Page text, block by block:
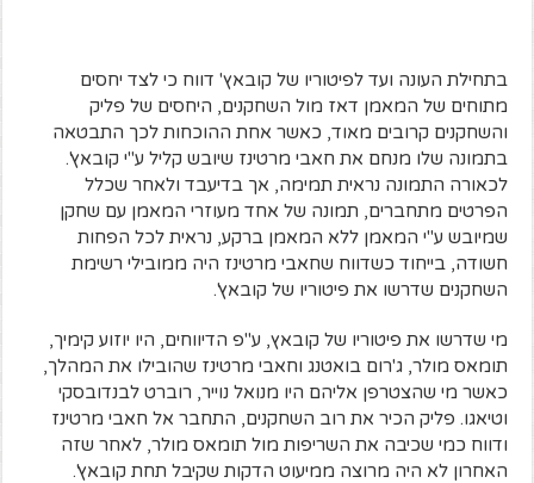
בתחילת העונה ועד לפיטוריו של קובאץ' דווח כי לצד יחסים
מתוחים של המאמן דאז מול השחקנים, היחסים של פליק
והשחקנים קרובים מאוד, כאשר אחת ההוכחות לכך התבטאה
בתמונה שלו מנחם את חאבי מרטינז שיובש קליל ע"י קובאץ'.
לכאורה התמונה נראית תמימה, אך בדיעבד ולאחר שכלל
הפרטים מתחברים, תמונה של אחד מעוזרי המאמן עם שחקן
שמיובש ע"י המאמן ללא המאמן ברקע, נראית לכל הפחות
חשודה, בייחוד כשדווח שחאבי מרטינז היה ממובילי רשימת
השחקנים שדרשו את פיטוריו של קובאץ'.
מי שדרשו את פיטוריו של קובאץ, ע"פ הדיווחים, היו יוזוע קימיך,
תומאס מולר, ג'רום בואטנג וחאבי מרטינז שהובילו את המהלך,
כאשר מי שהצטרפן אליהם היו מנואל נוייר, רוברט לבנדובסקי
וטיאגו. פליק הכיר את רוב השחקנים, התחבר אל חאבי מרטינז
ודווח כמי שכיבה את השריפות מול תומאס מולר, לאחר שזה
האחרון לא היה מרוצה ממיעוט הדקות שקיבל תחת קובאץ'.